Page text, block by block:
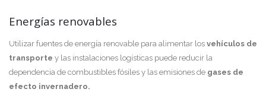
Energías renovables
Utilizar fuentes de energía renovable para alimentar los vehículos de
transporte y las instalaciones logísticas puede reducir la
dependencia de combustibles fósiles y las emisiones de gases de
efecto invernadero.